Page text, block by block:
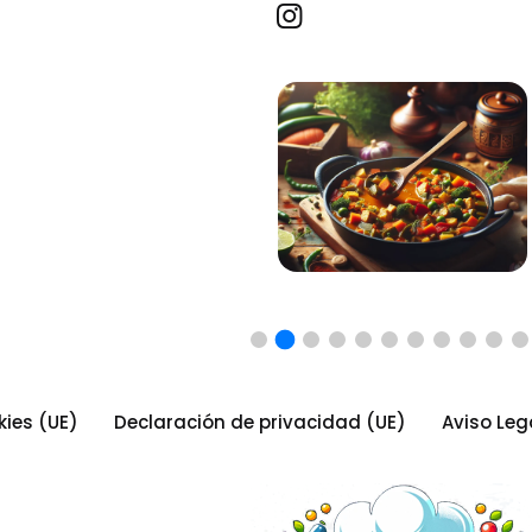
(UE) Declaración de privacidad (UE) Aviso